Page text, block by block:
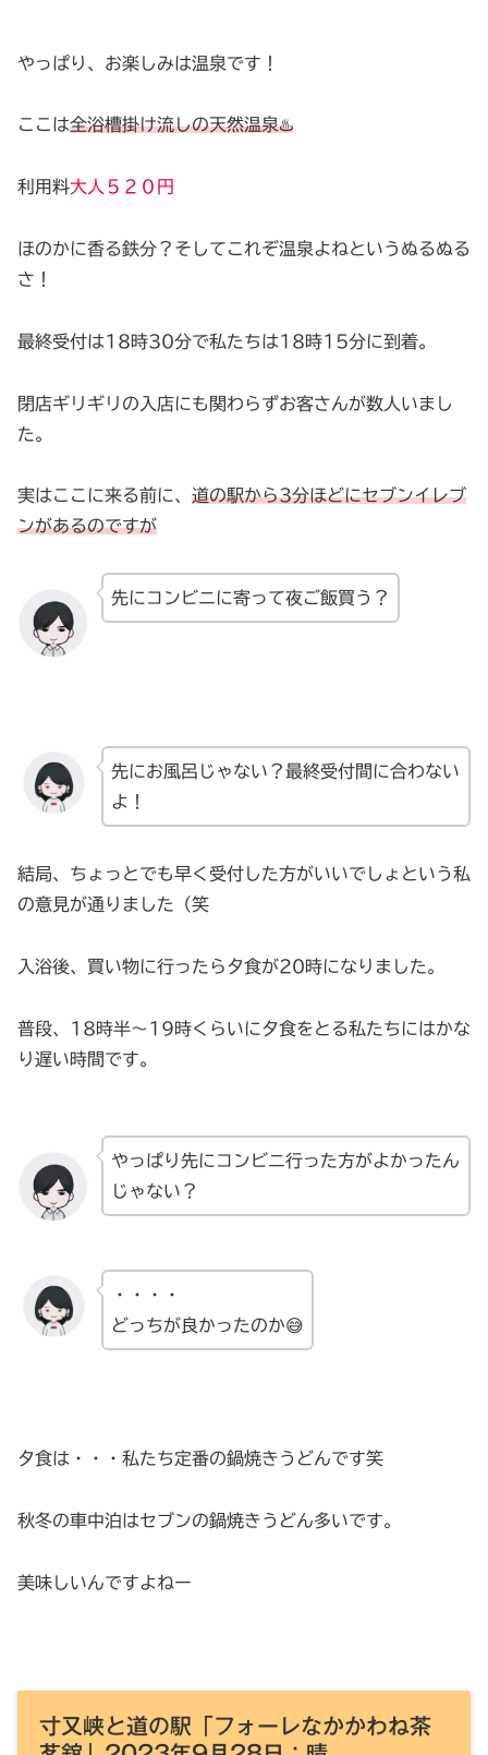
やっぱり、お楽しみは温泉です！
ここは全浴槽掛け流しの天然温泉♨️
利用料大人５２０円
ほのかに香る鉄分？そしてこれぞ温泉よねというぬるぬる
さ！
最終受付は18時30分で私たちは18時15分に到着。
閉店ギリギリの入店にも関わらずお客さんが数人いまし
た。
実はここに来る前に、 道の駅から3分ほどにセブンイレブ
ンがあるのですが
先にコンビニに寄って夜ご飯買う？
先にお風呂じゃない？最終受付間に合わない
よ！
結局、ちょっとでも早く受付した方がいいでしょという私
の意見が通りました（笑
入浴後、買い物に行ったら夕食が20時になりました。
普段、18時半〜19時くらいに夕食をとる私たちにはかな
り遅い時間です。
やっぱり先にコンビニ行った方がよかったん
じゃない？
・・・・
どっちが良かったのか😅
夕食は・・・私たち定番の鍋焼きうどんです笑
秋冬の車中泊はセブンの鍋焼きうどん多いです。
美味しいんですよねー
寸又峡と道の駅「フォーレなかかわね茶